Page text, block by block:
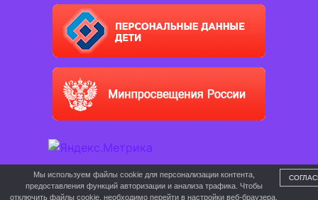
Мы используем файлы cookie для персонализации контента,
предоставления функций авторизации и анализа трафика. Чтобы
отключить файлы cookie, необходимо перейти в настройки веб-браузера.